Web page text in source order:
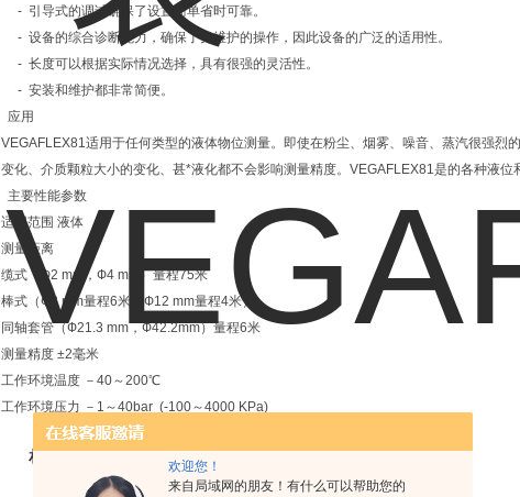
欢迎您！
来自局域网的朋友！有什么可以帮助您的
- 引导式的调试确保了设置简单省时可靠。
- 设备的综合诊断能力，确保了免维护的操作，因此设备的广泛的适用性。
- 长度可以根据实际情况选择，具有很强的灵活性。
- 安装和维护都非常简便。
应用
VEGAFLEX81适用于任何类型的液体物位测量。即使在粉尘、烟雾、噪音、蒸汽很强烈
变化、介质颗粒大小的变化、甚*液化都不会影响测量精度。VEGAFLEX81是的各种液位
主要性能参数
适用范围 液体
测量距离
缆式（Ф2 mm，Ф4 mm）量程75米
棒式（Ф8 mm量程6米，Ф12 mm量程4米）
同轴套管（Ф21.3 mm，Ф42.2mm）量程6米
测量精度 ±2毫米
工作环境温度 －40～200℃
工作环境压力 －1～40bar (-100～4000 KPa)
相关产品